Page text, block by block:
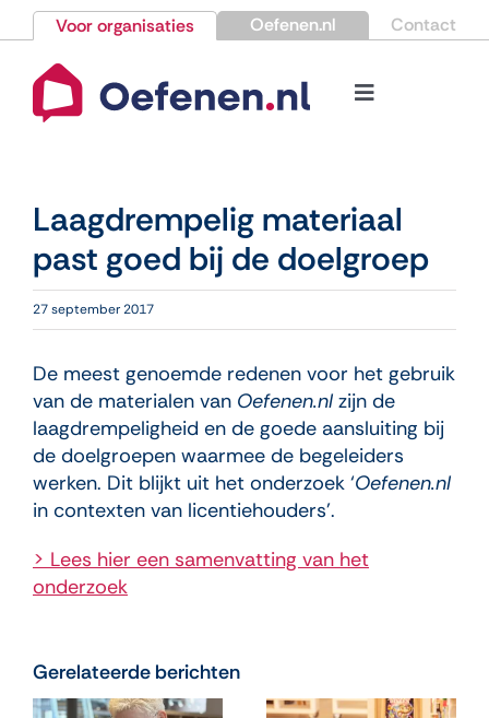
naar
inhoud
Voor organisaties Oefenen.nl Contact
Toggle
Nieuws
Kennisbank
Over Oefenen.nl
Contact
Laagdrempelig materiaal
past goed bij de doelgroep
27 september 2017
De meest genoemde redenen voor het gebruik
van de materialen van Oefenen.nl zijn de
laagdrempeligheid en de goede aansluiting bij
de doelgroepen waarmee de begeleiders
werken. Dit blijkt uit het onderzoek ‘Oefenen.nl
in contexten van licentiehouders’.
> Lees hier een samenvatting van het
onderzoek
Gerelateerde berichten